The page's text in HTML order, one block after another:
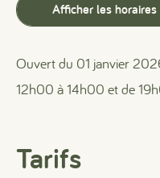
Afficher les horaires
Ouvert du 01 janvier
12h00 à 14h00 et de
Tarifs